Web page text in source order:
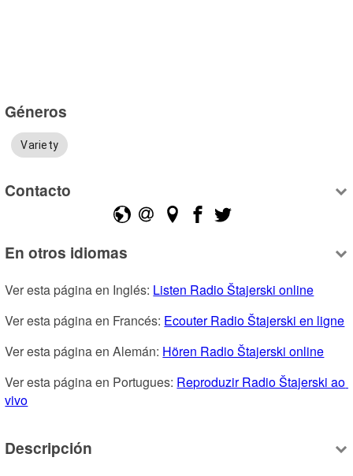
Géneros
Variety
Contacto
En otros idiomas
Ver esta página en Inglés: Listen Radio Štajerski online
Ver esta página en Francés: Ecouter Radio Štajerski en ligne
Ver esta página en Alemán: Hören Radio Štajerski online
Ver esta página en Portugues: Reproduzir Radio Štajerski ao
vivo
Descripción